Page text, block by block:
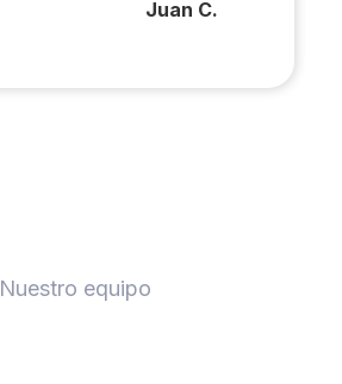
Juan C.
Nuestro equipo